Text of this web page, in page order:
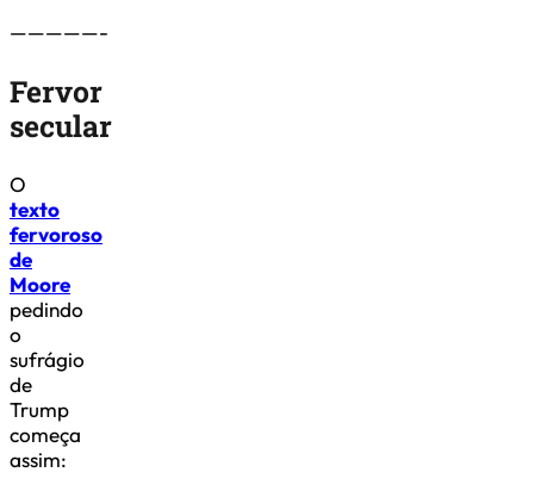
—————-
Fervor
secular
O
texto
fervoroso
de
Moore
pedindo
o
sufrágio
de
Trump
começa
assim: